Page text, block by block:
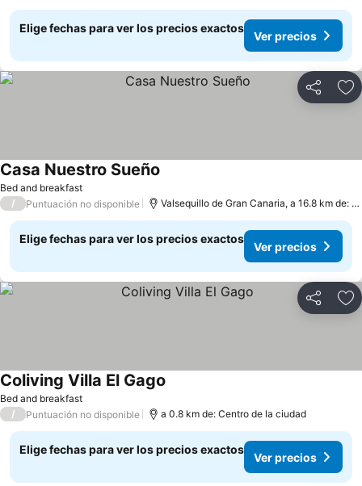
Elige fechas para ver los precios exactos
Ver precios
Compartir
Bed and breakfast
Casa Nuestro Sueño
/ Puntuación no disponible Valsequillo de Gran Canaria, a 16.8 km de: Las Palmas de Gran Canaria
Elige fechas para ver los precios exactos
Ver precios
Compartir
Bed and breakfast
Coliving Villa El Gago
/ Puntuación no disponible a 0.8 km de: Centro de la ciudad
Elige fechas para ver los precios exactos
Ver precios